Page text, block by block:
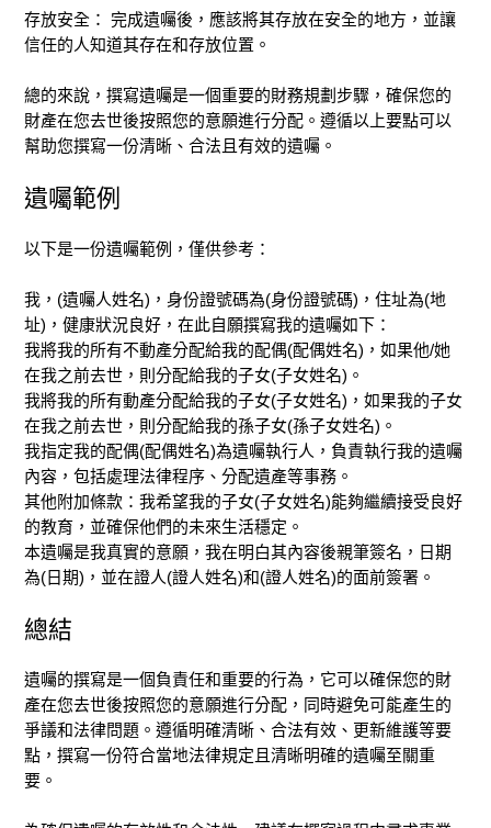
存放安全： 完成遺囑後，應該將其存放在安全的地方，並讓
信任的人知道其存在和存放位置。
總的來說，撰寫遺囑是一個重要的財務規劃步驟，確保您的
財產在您去世後按照您的意願進行分配。遵循以上要點可以
幫助您撰寫一份清晰、合法且有效的遺囑。
遺囑範例
以下是一份遺囑範例，僅供參考：
我，(遺囑人姓名)，身份證號碼為(身份證號碼)，住址為(地
址)，健康狀況良好，在此自願撰寫我的遺囑如下：
我將我的所有不動產分配給我的配偶(配偶姓名)，如果他/她
在我之前去世，則分配給我的子女(子女姓名)。
我將我的所有動產分配給我的子女(子女姓名)，如果我的子女
在我之前去世，則分配給我的孫子女(孫子女姓名)。
我指定我的配偶(配偶姓名)為遺囑執行人，負責執行我的遺囑
內容，包括處理法律程序、分配遺產等事務。
其他附加條款：我希望我的子女(子女姓名)能夠繼續接受良好
的教育，並確保他們的未來生活穩定。
本遺囑是我真實的意願，我在明白其內容後親筆簽名，日期
為(日期)，並在證人(證人姓名)和(證人姓名)的面前簽署。
總結
遺囑的撰寫是一個負責任和重要的行為，它可以確保您的財
產在您去世後按照您的意願進行分配，同時避免可能產生的
爭議和法律問題。遵循明確清晰、合法有效、更新維護等要
點，撰寫一份符合當地法律規定且清晰明確的遺囑至關重
要。